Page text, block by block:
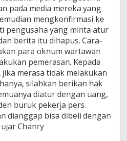
pada media mereka yang
mengkonfirmasi ke
pengusaha yang minta atur
berita itu dihapus. Cara-
para oknum wartawan
pemerasan. Kepada
merasa tidak melakukan
silahkan berikan hak
diatur dengan uang,
buruk pekerja pers.
dianggap bisa dibeli dengan
Chanry